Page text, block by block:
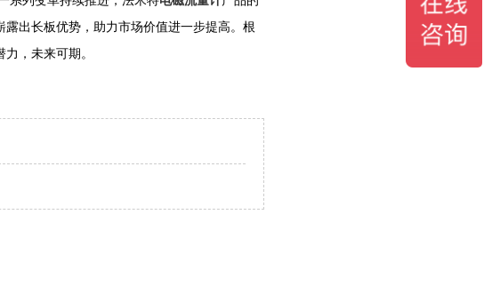
出长板优势，助力市场价值进一步提高。根
，未来可期。